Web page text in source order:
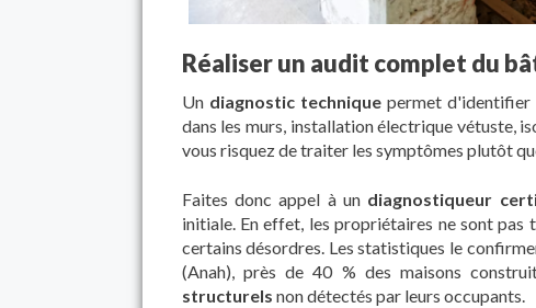
Réaliser un audit complet du
Un diagnostic techniquepermet d'identifier
dans les murs, installation électrique vétuste,
vous risquez de traiter les symptômes plutôt
Faites donc appel à un diagnostiqueur
initiale. En effet, les propriétaires ne sont pas
certains désordres. Les statistiques le
(Anah), près de 40 % des maisons
structurels non détectés par leurs occupants.